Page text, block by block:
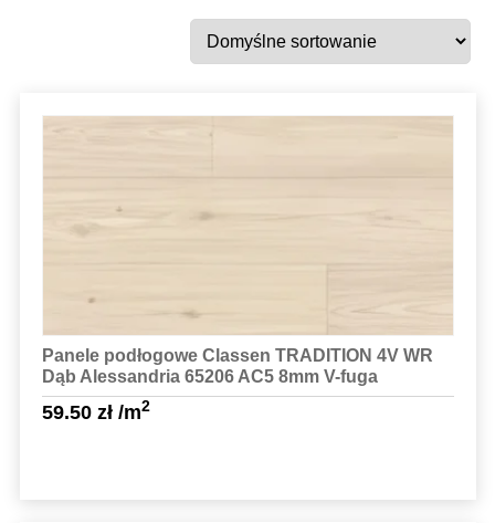
Panele podłogowe Classen TRADITION 4V WR
Dąb Alessandria 65206 AC5 8mm V-fuga
59.50 zł/m2